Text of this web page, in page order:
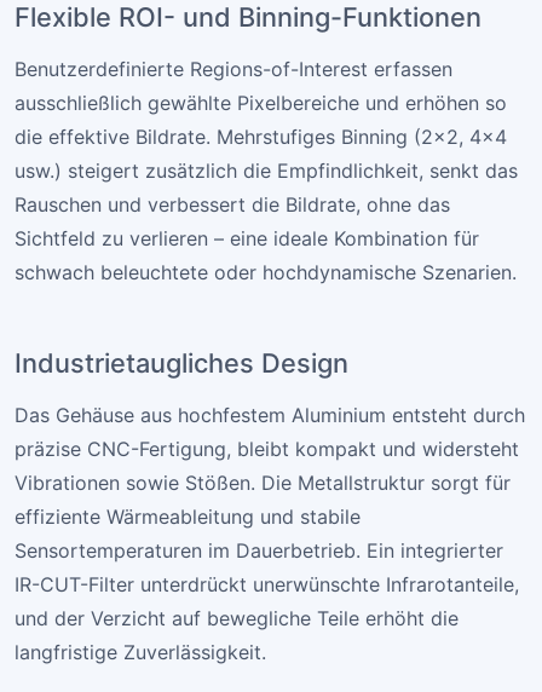
Flexible ROI- und Binning-Funktionen
Benutzerdefinierte Regions-of-Interest erfassen
ausschließlich gewählte Pixelbereiche und erhöhen so
die effektive Bildrate. Mehrstufiges Binning (2×2, 4×4
usw.) steigert zusätzlich die Empfindlichkeit, senkt das
Rauschen und verbessert die Bildrate, ohne das
Sichtfeld zu verlieren – eine ideale Kombination für
schwach beleuchtete oder hochdynamische Szenarien.
Industrie­taugliches Design
Das Gehäuse aus hochfestem Aluminium entsteht durch
präzise CNC-Fertigung, bleibt kompakt und widersteht
Vibrationen sowie Stößen. Die Metallstruktur sorgt für
effiziente Wärmeableitung und stabile
Sensortemperaturen im Dauerbetrieb. Ein integrierter
IR-CUT-Filter unterdrückt unerwünschte Infrarotanteile,
und der Verzicht auf bewegliche Teile erhöht die
langfristige Zuverlässigkeit.